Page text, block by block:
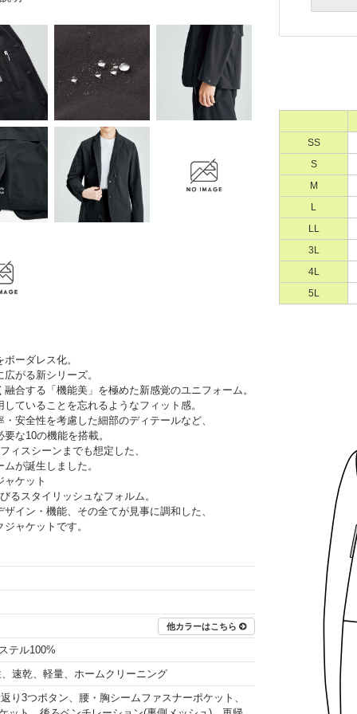
ーダレス化。
がる新シリーズ。
合する「機能美」を極めた新感覚のユニフォーム。
ていることを忘れるようなフィット感。
安全性を考慮した細部のディテールなど、
な10の機能を搭載。
ィスシーンまでも想定した、
が誕生しました。
ャケット
るスタイリッシュなフォルム。
イン・機能、その全てが見事に調和した、
ャケットです。
他カラーはこちら
テル100%
速乾、軽量、ホームクリーニング
り3つボタン、腰・胸シームファスナーポケット、
SS
S
M
L
LL
3L
4L
5L